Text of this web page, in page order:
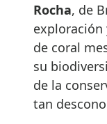
Rocha, de
exploración
de coral
su
de la
tan